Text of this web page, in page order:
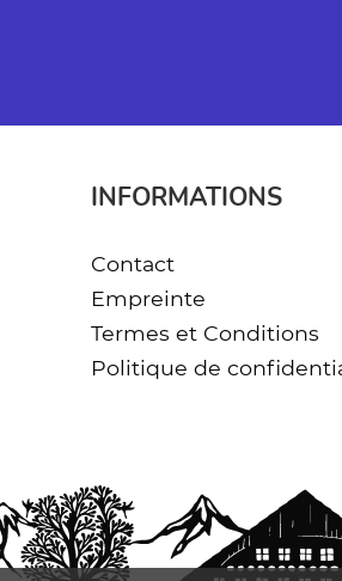
INFORMATIONS
Contact
Empreinte
Termes et Conditions
Politique de